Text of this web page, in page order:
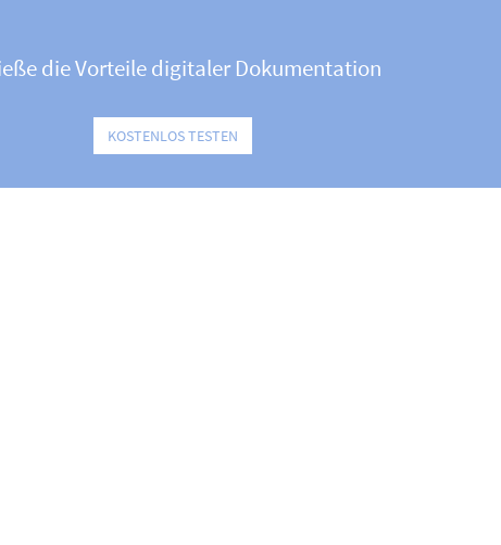
die Vorteile digitaler Dokumentation
KOSTENLOS TESTEN